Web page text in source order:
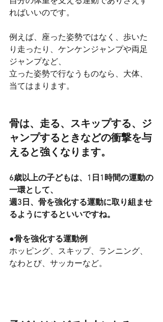
ればいいのです。
例えば、座った姿勢ではなく、歩いた
り走ったり、ケンケンジャンプや両足
ジャンプなど、
立った姿勢で行なうものなら、大体、
当てはまります。
骨は、 走る、スキップする、ジ
ャンプするときなどの衝撃を与
えると強くなります。
6歳以上の子どもは、1日1時間の運動の
一環として、
週3日、骨を強化する運動に取り組ませ
るようにするといいですね。
●骨を強化する運動例
ホッピング、スキップ、ランニング、
なわとび、サッカーなど。